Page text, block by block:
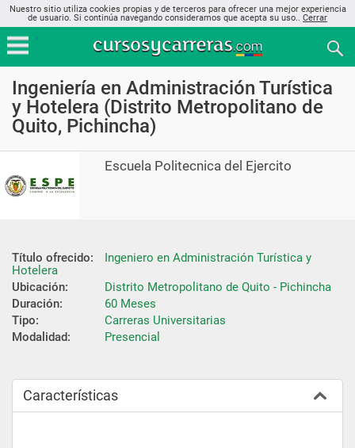
Nuestro sitio utiliza cookies propias y de terceros para ofrecer una mejor experiencia
de usuario. Si continúa navegando consideramos que acepta su uso.. Cerrar
Ingeniería en Administración Turística
y Hotelera (Distrito Metropolitano de
Quito, Pichincha)
Escuela Politecnica del Ejercito
Título ofrecido:
Ingeniero en Administración Turística y
Hotelera
Ubicación:
Distrito Metropolitano de Quito - Pichincha
Duración:
60 Meses
Tipo:
Carreras Universitarias
Modalidad:
Presencial
Características